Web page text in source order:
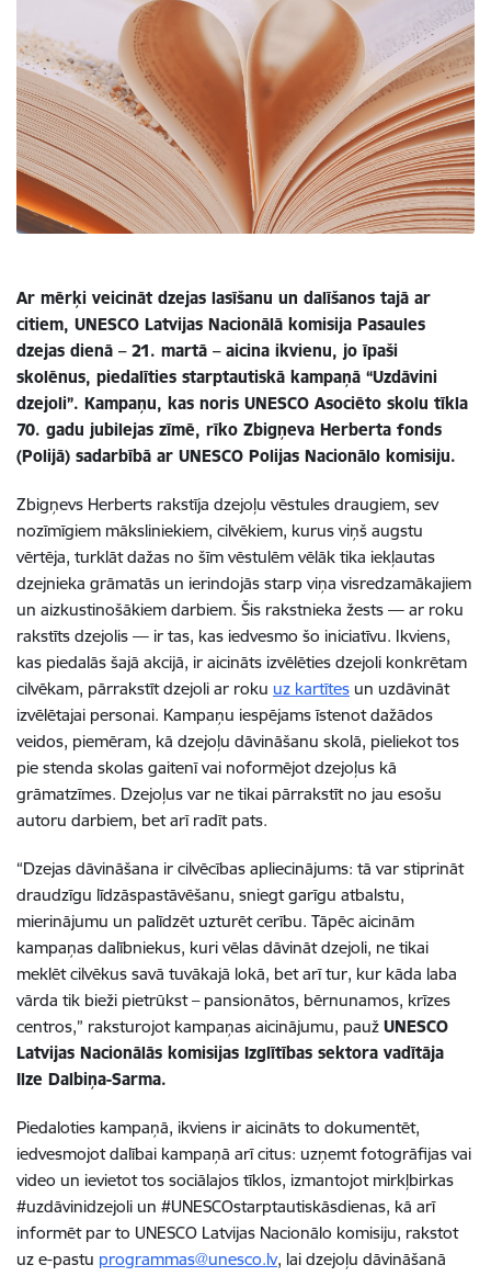
Ar mērķi veicināt dzejas lasīšanu un dalīšanos tajā ar
citiem, UNESCO Latvijas Nacionālā komisija Pasaules
dzejas dienā – 21. martā – aicina ikvienu, jo īpaši
skolēnus, piedalīties starptautiskā kampaņā “Uzdāvini
dzejoli”. Kampaņu, kas noris UNESCO Asociēto skolu tīkla
70. gadu jubilejas zīmē, rīko Zbigņeva Herberta fonds
(Polijā) sadarbībā ar UNESCO Polijas Nacionālo komisiju.
Zbigņevs Herberts rakstīja dzejoļu vēstules draugiem, sev
nozīmīgiem māksliniekiem, cilvēkiem, kurus viņš augstu
vērtēja, turklāt dažas no šīm vēstulēm vēlāk tika iekļautas
dzejnieka grāmatās un ierindojās starp viņa visredzamākajiem
un aizkustinošākiem darbiem. Šis rakstnieka žests — ar roku
rakstīts dzejolis — ir tas, kas iedvesmo šo iniciatīvu. Ikviens,
kas piedalās šajā akcijā, ir aicināts izvēlēties dzejoli konkrētam
cilvēkam, pārrakstīt dzejoli ar roku uz kartītes un uzdāvināt
izvēlētajai personai. Kampaņu iespējams īstenot dažādos
veidos, piemēram, kā dzejoļu dāvināšanu skolā, pieliekot tos
pie stenda skolas gaitenī vai noformējot dzejoļus kā
grāmatzīmes. Dzejoļus var ne tikai pārrakstīt no jau esošu
autoru darbiem, bet arī radīt pats.
“Dzejas dāvināšana ir cilvēcības apliecinājums: tā var stiprināt
draudzīgu līdzāspastāvēšanu, sniegt garīgu atbalstu,
mierinājumu un palīdzēt uzturēt cerību. Tāpēc aicinām
kampaņas dalībniekus, kuri vēlas dāvināt dzejoli, ne tikai
meklēt cilvēkus savā tuvākajā lokā, bet arī tur, kur kāda laba
vārda tik bieži pietrūkst – pansionātos, bērnunamos, krīzes
centros,” raksturojot kampaņas aicinājumu, pauž UNESCO
Latvijas Nacionālās komisijas Izglītības sektora vadītāja
Ilze Dalbiņa-Sarma.
Piedaloties kampaņā, ikviens ir aicināts to dokumentēt,
iedvesmojot dalībai kampaņā arī citus: uzņemt fotogrāfijas vai
video un ievietot tos sociālajos tīklos, izmantojot mirkļbirkas
#uzdāvinidzejoli un #UNESCOstarptautiskāsdienas, kā arī
informēt par to UNESCO Latvijas Nacionālo komisiju, rakstot
uz e-pastu programmas@unesco.lv, lai dzejoļu dāvināšanā